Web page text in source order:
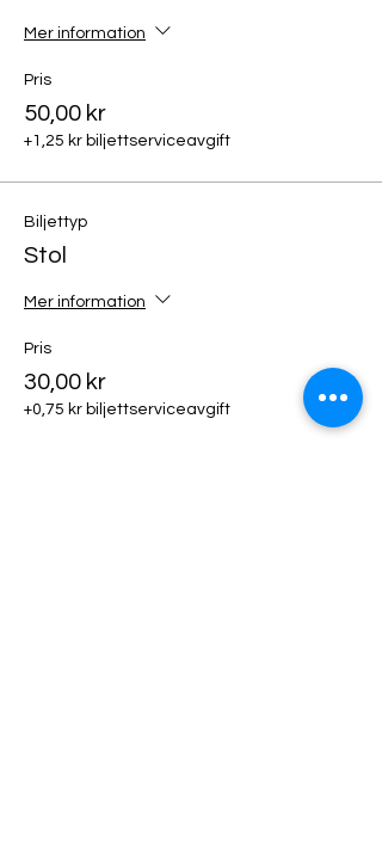
Mer information
Pris
50,00 kr
+1,25 kr biljettserviceavgift
Biljettyp
Stol
Mer information
Pris
30,00 kr
+0,75 kr biljettserviceavgift